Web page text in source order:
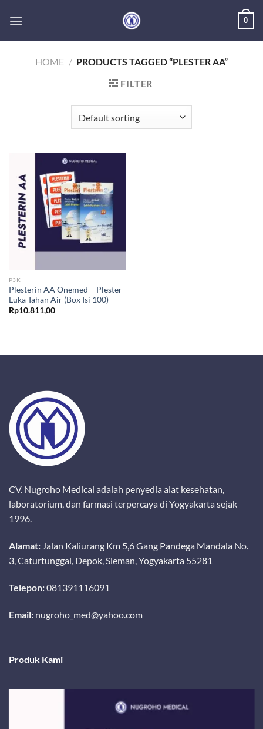
0
HOME / PRODUCTS TAGGED “PLESTER AA”
FILTER
P3K
Plesterin AA Onemed – Plester
Luka Tahan Air (Box Isi 100)
Rp10.811,00
CV. Nugroho Medical adalah penyedia alat kesehatan,
laboratorium, dan farmasi terpercaya di Yogyakarta sejak
1996.
Alamat: Jalan Kaliurang Km 5,6 Gang Pandega Mandala No.
3, Caturtunggal, Depok, Sleman, Yogyakarta 55281
Telepon:081391116091
Email: nugroho_med@yahoo.com
Produk Kami